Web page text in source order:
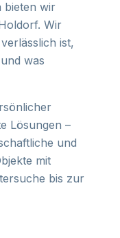
bieten wir
Wir
ist,
was
Lösungen –
und
mit
bis zur